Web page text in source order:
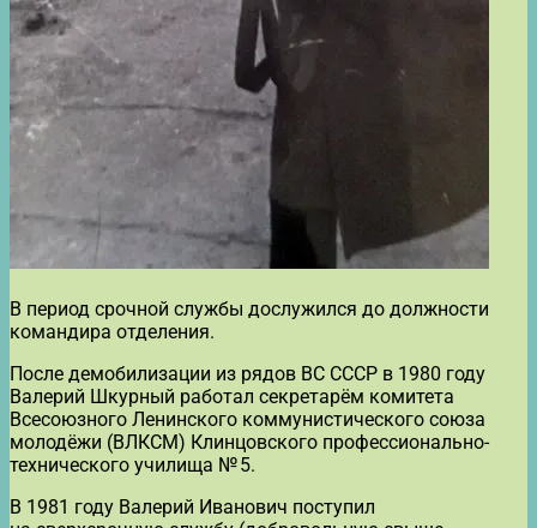
В период срочной службы дослужился до должности
командира отделения.
После демобилизации из рядов ВС СССР в 1980 году
Валерий Шкурный работал секретарём комитета
Всесоюзного Ленинского коммунистического союза
молодёжи (ВЛКСМ) Клинцовского профессионально-
технического училища № 5.
В 1981 году Валерий Иванович поступил